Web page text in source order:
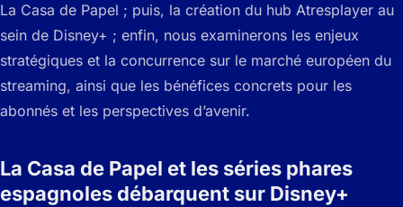
La Casa de Papel ; puis, la création du hub Atresplayer au
sein de Disney+ ; enfin, nous examinerons les enjeux
stratégiques et la concurrence sur le marché européen du
streaming, ainsi que les bénéfices concrets pour les
abonnés et les perspectives d’avenir.
La Casa de Papel et les séries phares
espagnoles débarquent sur Disney+